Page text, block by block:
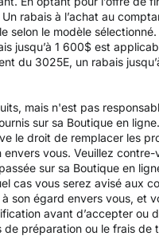
rabais à l’achat au
selon le modèle sélectionné.
jusqu’à 1 600$ est
du 3025E, un rabais
mais n'est pas
sur sa Boutique en
le droit de remplacer les
vous. Veuillez contre-
sur sa Boutique en
cas vous serez avisé aux
son égard envers vous, et
avant d’accepter ou
de préparation ou le frais de